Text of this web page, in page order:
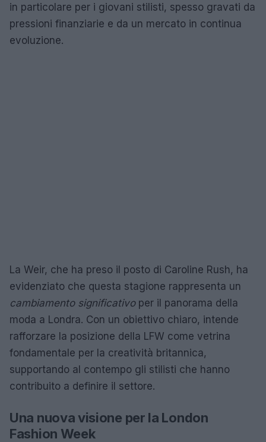
in particolare per i giovani stilisti, spesso gravati da
pressioni finanziarie e da un mercato in continua
evoluzione.
La Weir, che ha preso il posto di Caroline Rush, ha
evidenziato che questa stagione rappresenta un
cambiamento significativoper il panorama della
moda a Londra. Con un obiettivo chiaro, intende
rafforzare la posizione della LFW come vetrina
fondamentale per la creatività britannica,
supportando al contempo gli stilisti che hanno
contribuito a definire il settore.
Una nuova visione per la London
Fashion Week